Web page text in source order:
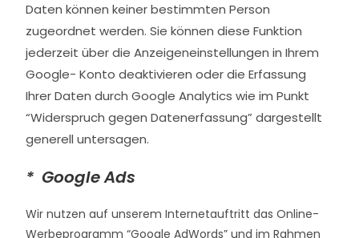
Daten können keiner bestimmten Person
zugeordnet werden. Sie können diese Funktion
jederzeit über die Anzeigeneinstellungen in Ihrem
Google- Konto deaktivieren oder die Erfassung
Ihrer Daten durch Google Analytics wie im Punkt
“Widerspruch gegen Datenerfassung” dargestellt
generell untersagen.
* Google Ads
Wir nutzen auf unserem Internetauftritt das Online-
Werbeprogramm “Google AdWords” und im Rahmen